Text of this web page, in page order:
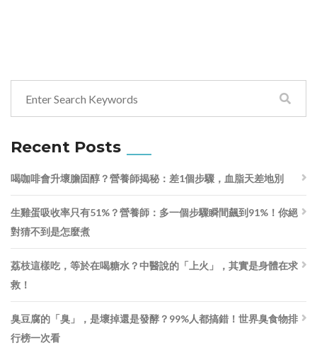
Recent Posts
喝咖啡會升壞膽固醇？營養師揭秘：差1個步驟，血脂天差地別
生雞蛋吸收率只有51%？營養師：多一個步驟瞬間飆到91%！你絕
對猜不到是怎麼煮
荔枝這樣吃，等於在喝糖水？中醫說的「上火」，其實是身體在求
救！
臭豆腐的「臭」，是壞掉還是發酵？99%人都搞錯！世界臭食物排
行榜一次看